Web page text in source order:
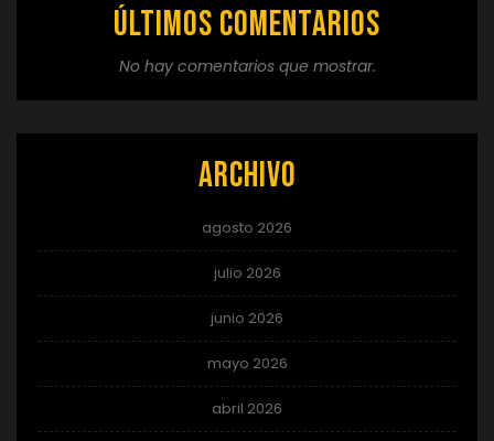
Últimos comentarios
No hay comentarios que mostrar.
Archivo
agosto 2026
julio 2026
junio 2026
mayo 2026
abril 2026